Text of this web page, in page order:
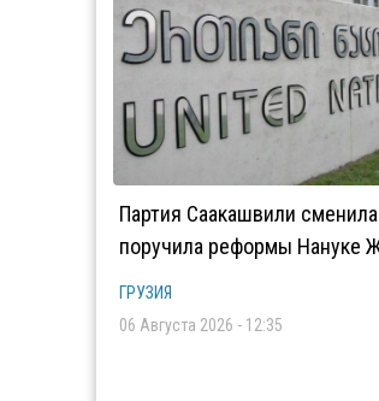
Партия Саакашвили
поручила реформы Нануке
ГРУЗИЯ
06 Августа 2026 - 12:35